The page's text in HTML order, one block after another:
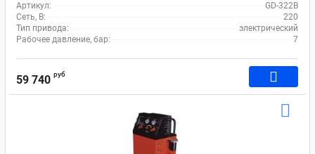
Артикул:
GD-322B
Сеть, В:
220
Тип привода:
электрический
Рабочее давление, бар:
7
59 740 руб